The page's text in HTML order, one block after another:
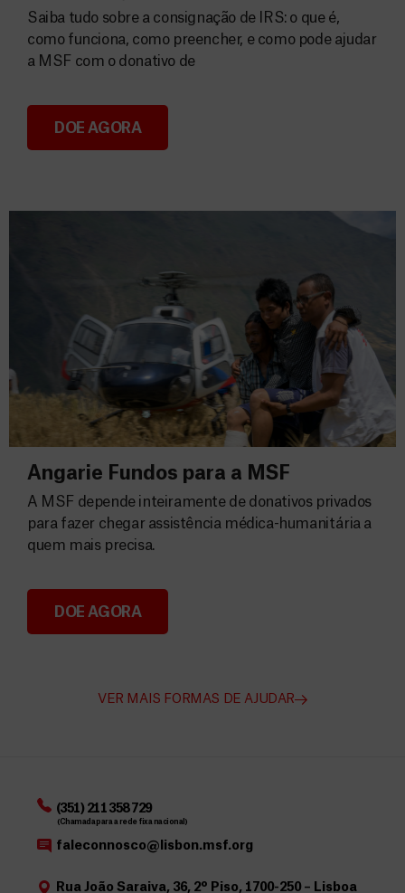
Consignação do IRS 2026
Saiba tudo sobre a consignação de IRS: o que é,
como funciona, como preencher, e como pode ajudar
a MSF com o donativo de
DOE AGORA
Angarie Fundos para a MSF
Angarie Fundos para a MSF
A MSF depende inteiramente de donativos privados
para fazer chegar assistência médica-humanitária a
quem mais precisa.
DOE AGORA
VER MAIS FORMAS DE AJUDAR
(351) 211 358 729
(Chamada para a rede fixa nacional)
faleconnosco@lisbon.msf.org
Rua João Saraiva, 36, 2º Piso, 1700-250 – Lisboa